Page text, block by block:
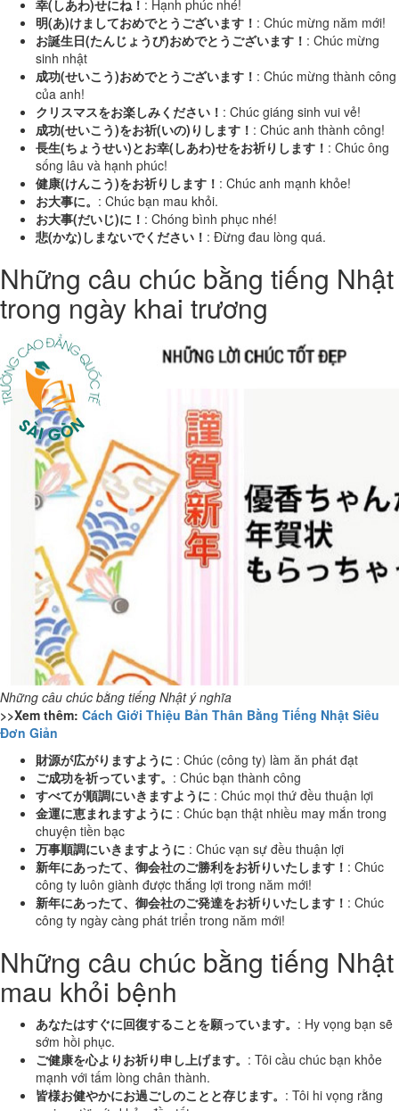
幸(しあわ)せにね！ : Hạnh phúc nhé!
明(あ)けましておめでとうございます！ : Chúc mừng năm mới!
お誕生日(たんじょうび)おめでとうございます！ : Chúc mừng
sinh nhật
成功(せいこう)おめでとうございます！ : Chúc mừng thành công
của anh!
クリスマスをお楽しみください！ : Chúc giáng sinh vui vẻ!
成功(せいこう)をお祈(いの)りします！ : Chúc anh thành công!
長生(ちょうせい)とお幸(しあわ)せをお祈りします！ : Chúc ông
sống lâu và hạnh phúc!
健康(けんこう)をお祈りします！ : Chúc anh mạnh khỏe!
お大事に。 : Chúc bạn mau khỏi.
お大事(だいじ)に！ : Chóng bình phục nhé!
悲(かな)しまないでください！ : Đừng đau lòng quá.
Những câu chúc bằng tiếng Nhật
trong ngày khai trương
Những câu chúc bằng tiếng Nhật ý nghĩa
>>Xem thêm: Cách Giới Thiệu Bản Thân Bằng Tiếng Nhật Siêu
Đơn Giản
財源が広がりますように : Chúc (công ty) làm ăn phát đạt
ご成功を祈っています。 : Chúc bạn thành công
すべてが順調にいきますように : Chúc mọi thứ đều thuận lợi
金運に恵まれますように : Chúc bạn thật nhiều may mắn trong
chuyện tiền bạc
万事順調にいきますように : Chúc vạn sự đều thuận lợi
新年にあったて、御会社のご勝利をお祈りいたします！ : Chúc
công ty luôn giành được thắng lợi trong năm mới!
新年にあったて、御会社のご発達をお祈りいたします！ : Chúc
công ty ngày càng phát triển trong năm mới!
Những câu chúc bằng tiếng Nhật
mau khỏi bệnh
あなたはすぐに回復することを願っています。 : Hy vọng bạn sẽ
sớm hồi phục.
ご健康を心よりお祈り申し上げます。 : Tôi cầu chúc bạn khỏe
mạnh với tấm lòng chân thành.
皆様お健やかにお過ごしのことと存じます。 : Tôi hi vọng rằng